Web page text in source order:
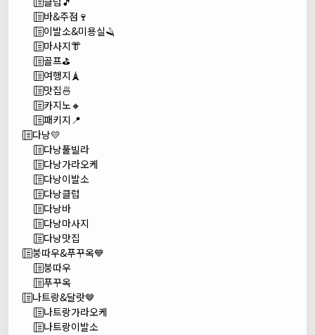
바&주점🍷
이발소&미용실🪒
마사지👘
골프⛳
여행지🗼
맛집🍜
카지노🔸
패키지📍
다낭💛
다낭풀빌라
다낭가라오케
다낭이발소
다낭클럽
다낭바
다낭마사지
다낭맛집
붕따우&푸꾸옥💙
붕따우
푸꾸옥
나트랑&달랏🤎
나트랑가라오케
나트랑이발소